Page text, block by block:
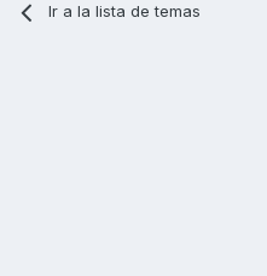
Ir a la lista de temas